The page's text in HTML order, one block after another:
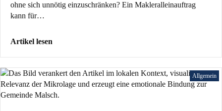
ohne sich unnötig einzuschränken? Ein Makleralleinauftrag
kann für…
Artikel lesen
Allgemein